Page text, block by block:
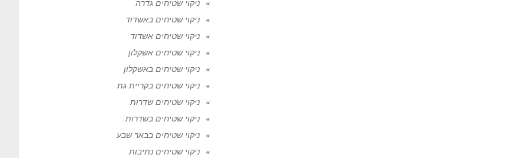
ניקוי שטיחים גדרה
ניקוי שטיחים באשדוד
ניקוי שטיחים אשדוד
ניקוי שטיחים אשקלון
ניקוי שטיחים באשקלון
ניקוי שטיחים בקריית גת
ניקוי שטיחים שדרות
ניקוי שטיחים בשדרות
ניקוי שטיחים בבאר שבע
ניקוי שטיחים נתיבות